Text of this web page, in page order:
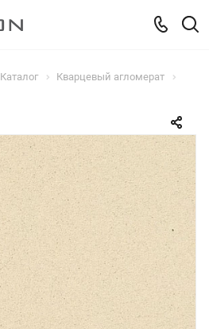
Каталог
Кварцевый агломерат